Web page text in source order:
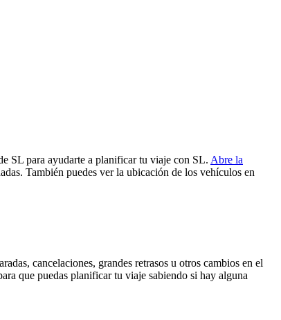
SL para ayudarte a planificar tu viaje con SL. Abre la
También puedes ver la ubicación de los vehículos en
cancelaciones, grandes retrasos u otros cambios en el
que puedas planificar tu viaje sabiendo si hay alguna